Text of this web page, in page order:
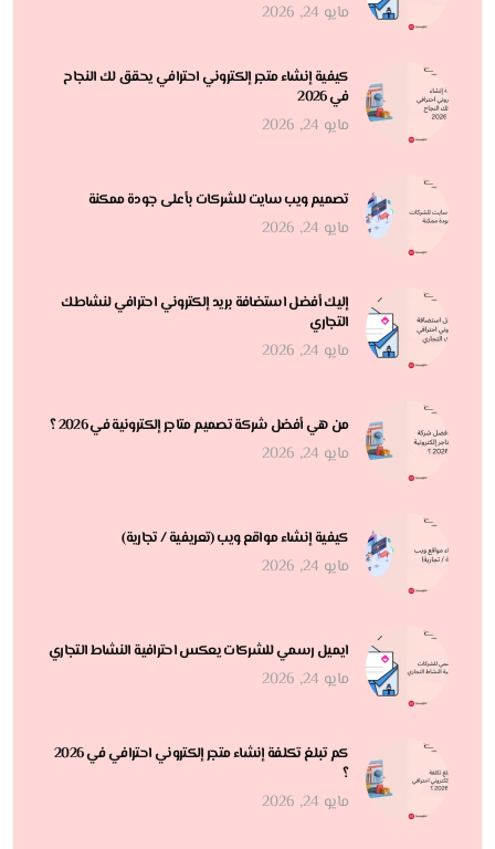
مايو 24, 2026
كيفية إنشاء متجر إلكتروني احترافي يحقق لك النجاح
في 2026
مايو 24, 2026
تصميم ويب سايت للشركات بأعلى جودة ممكنة
مايو 24, 2026
إليك أفضل استضافة بريد إلكتروني احترافي لنشاطك
التجاري
مايو 24, 2026
من هي أفضل شركة تصميم متاجر إلكترونية في 2026 ؟
مايو 24, 2026
كيفية إنشاء مواقع ويب (تعريفية / تجارية)
مايو 24, 2026
ايميل رسمي للشركات يعكس احترافية النشاط التجاري
مايو 24, 2026
كم تبلغ تكلفة إنشاء متجر إلكتروني احترافي في 2026
؟
مايو 24, 2026